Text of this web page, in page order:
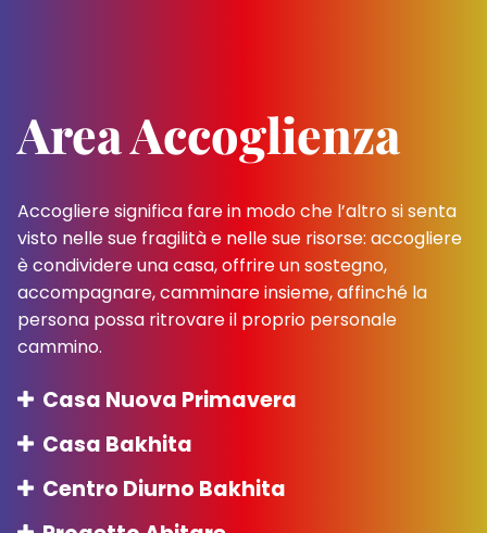
Area Accoglienza
Accogliere significa fare in modo che l’altro si senta
visto nelle sue fragilità e nelle sue risorse: accogliere
è condividere una casa, offrire un sostegno,
accompagnare, camminare insieme, affinché la
persona possa ritrovare il proprio personale
cammino.
Casa Nuova Primavera
Casa Bakhita
Centro Diurno Bakhita